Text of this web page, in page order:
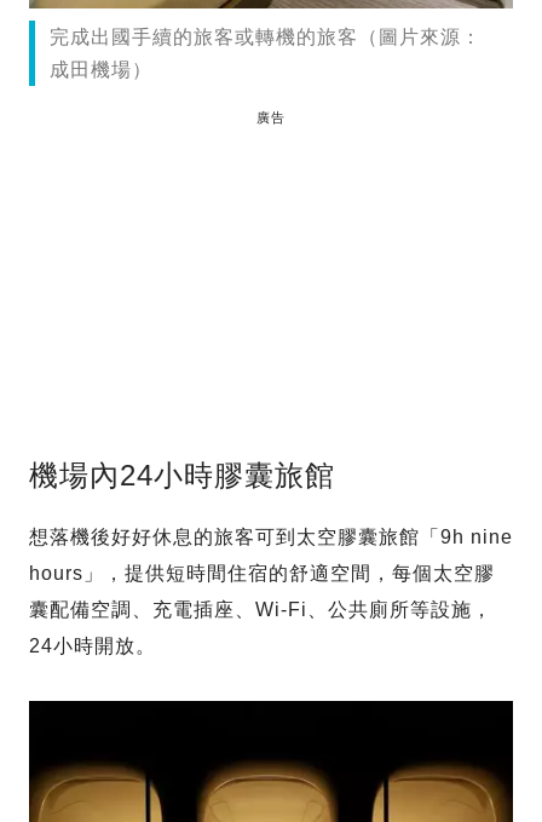
完成出國手續的旅客或轉機的旅客（圖片來源：
成田機場）
廣告
機場內24小時膠囊旅館
想落機後好好休息的旅客可到太空膠囊旅館「9h nine
hours」，提供短時間住宿的舒適空間，每個太空膠
囊配備空調、充電插座、Wi-Fi、公共廁所等設施，
24小時開放。